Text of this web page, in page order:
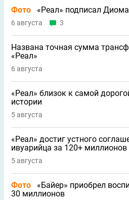
Фото «Реал» подписал
6 августа 3
Названа точная сумма
«Реал»
6 августа
«Реал» близок к самой
истории
5 августа
«Реал» достиг устного
ивуарийца за 120+ миллионов
5 августа
Фото
«Байер» приобрел
30 миллионов